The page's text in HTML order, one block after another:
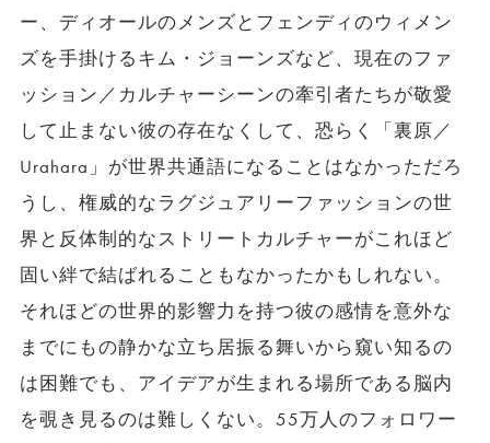
ー、ディオールのメンズとフェンディのウィメン
ズを手掛けるキム・ジョーンズなど、現在のファ
ッション／カルチャーシーンの牽引者たちが敬愛
して止まない彼の存在なくして、恐らく「裏原／
Urahara」が世界共通語になることはなかっただろ
うし、権威的なラグジュアリーファッションの世
界と反体制的なストリートカルチャーがこれほど
固い絆で結ばれることもなかったかもしれない。
それほどの世界的影響力を持つ彼の感情を意外な
までにもの静かな立ち居振る舞いから窺い知るの
は困難でも、アイデアが生まれる場所である脳内
を覗き見るのは難しくない。55万人のフォロワー